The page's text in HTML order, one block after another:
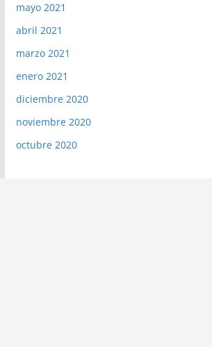
mayo 2021
abril 2021
marzo 2021
enero 2021
diciembre 2020
noviembre 2020
octubre 2020